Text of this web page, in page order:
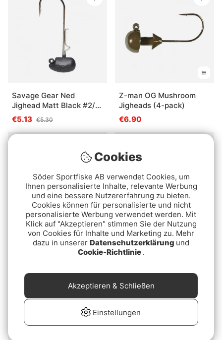
Savage Gear Ned
Jighead Matt Black #2/0
9g (3-pack)
€5.13 €5.30
Z-man OG Mushroom
Jigheads (4-pack)
€6.90
Söder Tackle Perch Jig
Z-man OG Mushroom
Jigheads 0,9g (4-pack) -
Cookies
Söder Sportfiske AB verwendet Cookies, um
Ihnen personalisierte Inhalte, relevante Werbung
und eine bessere Nutzererfahrung zu bieten.
Cookies können für personalisierte und nicht
personalisierte Werbung verwendet werden. Mit
Klick auf "Akzeptieren" stimmen Sie der Nutzung
von Cookies für Inhalte und Marketing zu. Mehr
dazu in unserer Datenschutzerklärung und
Cookie-Richtlinie .
Einstellungen
Akzeptieren & Schließen